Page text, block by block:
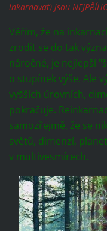
inkarnovat) jsou
Věřím, že na
zrodit se do tak
náročné, je nejlepší
o stupínek výše. Ale
vyšších úrovních,
pokračuje.
samozřejmě, že se
světů, dimenzí,
v multivesmírech.